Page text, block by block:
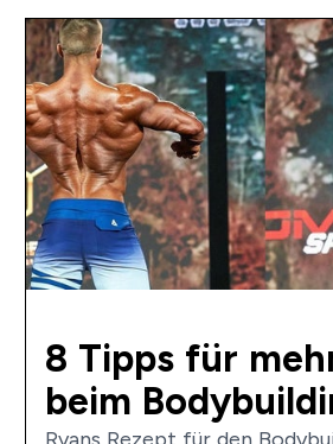
8 Tipps für
beim
Ryans Rezept für den